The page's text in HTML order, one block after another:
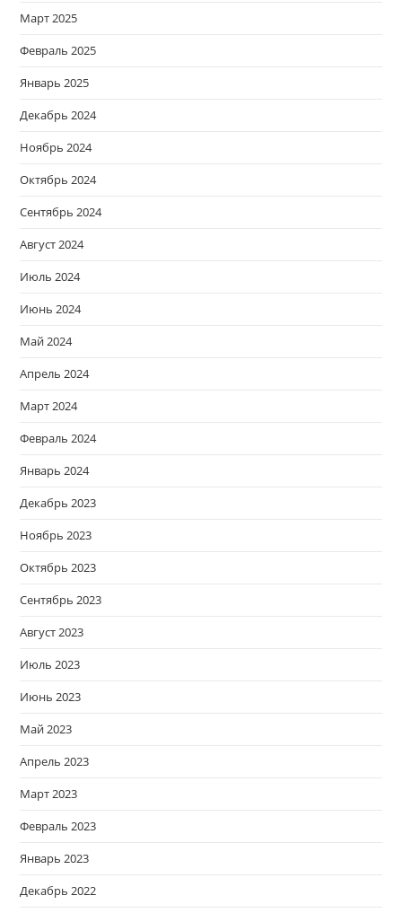
Март 2025
Февраль 2025
Январь 2025
Декабрь 2024
Ноябрь 2024
Октябрь 2024
Сентябрь 2024
Август 2024
Июль 2024
Июнь 2024
Май 2024
Апрель 2024
Март 2024
Февраль 2024
Январь 2024
Декабрь 2023
Ноябрь 2023
Октябрь 2023
Сентябрь 2023
Август 2023
Июль 2023
Июнь 2023
Май 2023
Апрель 2023
Март 2023
Февраль 2023
Январь 2023
Декабрь 2022